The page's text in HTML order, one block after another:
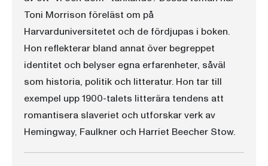
Toni Morrison föreläst om på
Harvarduniversitetet och de fördjupas i boken.
Hon reflekterar bland annat över begreppet
identitet och belyser egna erfarenheter, såväl
som historia, politik och litteratur. Hon tar till
exempel upp 1900-talets litterära tendens att
romantisera slaveriet och utforskar verk av
Hemingway, Faulkner och Harriet Beecher Stow.